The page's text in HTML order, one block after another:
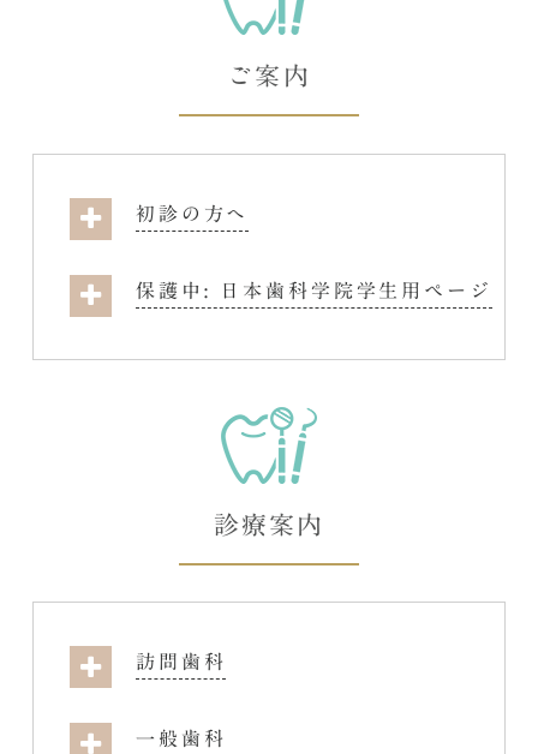
ご案内
初診の方へ
保護中: 日本歯科学院学生用ページ
診療案内
訪問歯科
一般歯科